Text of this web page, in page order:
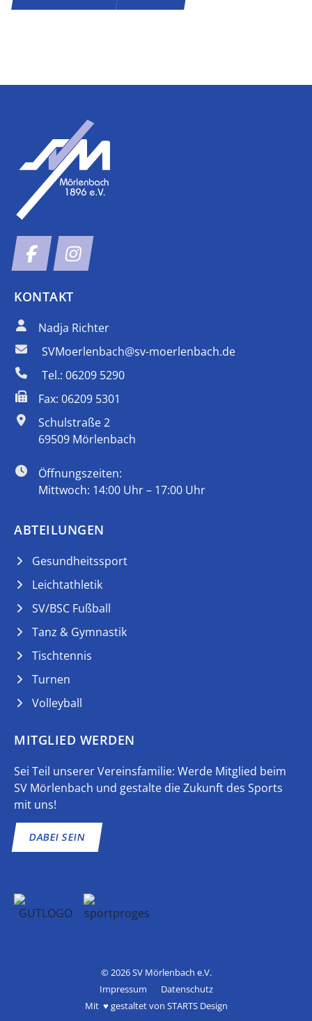
KONTAKT
Nadja Richter
SVMoerlenbach@sv-moerlenbach.de
Tel.: 06209 5290
Fax: 06209 5301
Schulstraße 2
69509 Mörlenbach
Öffnungszeiten:
Mittwoch: 14:00 Uhr – 17:00 Uhr
ABTEILUNGEN
Gesundheitssport
Leichtathletik
SV/BSC Fußball
Tanz & Gymnastik
Tischtennis
Turnen
Volleyball
MITGLIED WERDEN
Sei Teil unserer Vereinsfamilie: Werde Mitglied beim
SV Mörlenbach und gestalte die Zukunft des Sports
mit uns!
DABEI SEIN
© 2026 SV Mörlenbach e.V.
Impressum
Datenschutz
Mit ♥ gestaltet von STARTS Design